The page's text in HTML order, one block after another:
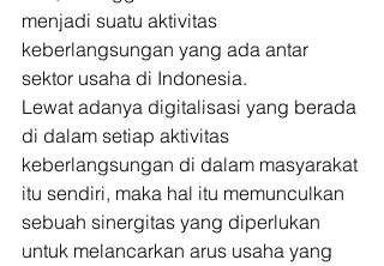
menjadi suatu aktivitas
keberlangsungan yang ada antar
sektor usaha di Indonesia.
Lewat adanya digitalisasi yang berada
di dalam setiap aktivitas
keberlangsungan di dalam masyarakat
itu sendiri, maka hal itu memunculkan
sebuah sinergitas yang diperlukan
untuk melancarkan arus usaha yang